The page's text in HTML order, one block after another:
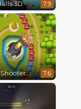
3D 7.9
Bubble Shooter Online 7.6